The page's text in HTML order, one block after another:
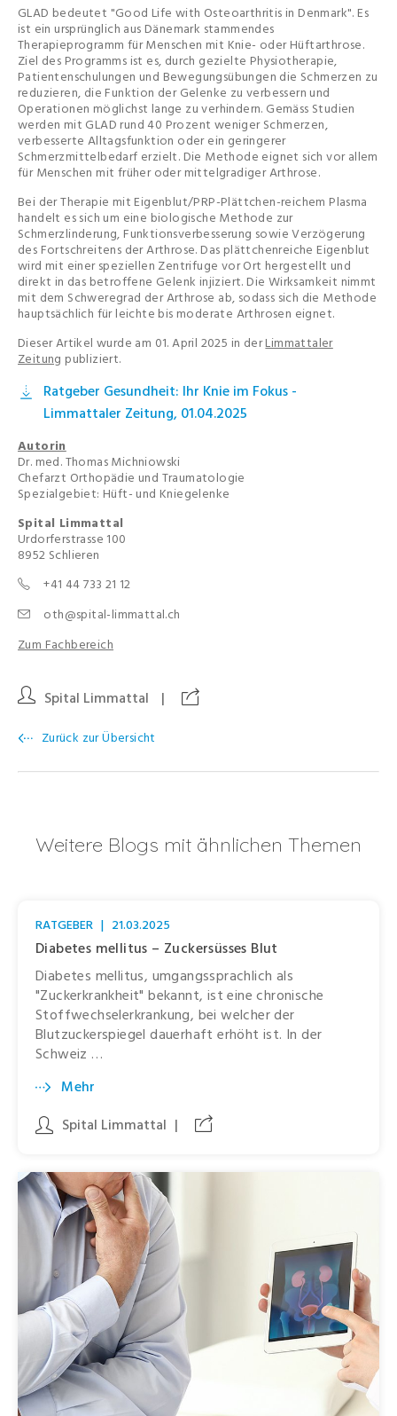
GLAD bedeutet "Good Life with Osteoarthritis in Denmark". Es
ist ein ursprünglich aus Dänemark stammendes
Therapieprogramm für Menschen mit Knie- oder Hüftarthrose.
Ziel des Programms ist es, durch gezielte Physiotherapie,
Patientenschulungen und Bewegungsübungen die Schmerzen zu
reduzieren, die Funktion der Gelenke zu verbessern und
Operationen möglichst lange zu verhindern. Gemäss Studien
werden mit GLAD rund 40 Prozent weniger Schmerzen,
verbesserte Alltagsfunktion oder ein geringerer
Schmerzmittelbedarf erzielt. Die Methode eignet sich vor allem
für Menschen mit früher oder mittelgradiger Arthrose.
Bei der Therapie mit Eigenblut/PRP-Plättchen-reichem Plasma
handelt es sich um eine biologische Methode zur
Schmerzlinderung, Funktionsverbesserung sowie Verzögerung
des Fortschreitens der Arthrose. Das plättchenreiche Eigenblut
wird mit einer speziellen Zentrifuge vor Ort hergestellt und
direkt in das betroffene Gelenk injiziert. Die Wirksamkeit nimmt
mit dem Schweregrad der Arthrose ab, sodass sich die Methode
hauptsächlich für leichte bis moderate Arthrosen eignet.
Dieser Artikel wurde am 01. April 2025 in derLimmattaler
Zeitung publiziert.
Ratgeber Gesundheit: Ihr Knie im Fokus -
Limmattaler Zeitung, 01.04.2025
Autorin
Dr. med. Thomas Michniowski
Chefarzt Orthopädie und Traumatologie
Spezialgebiet: Hüft- und Kniegelenke
Spital Limmattal
Urdorferstrasse 100
8952 Schlieren
+41 44 733 21 12
oth@spital-limmattal.ch
Zum Fachbereich
Spital Limmattal |
Zurück zur Übersicht
Weitere Blogs mit ähnlichen Themen
RATGEBER | 21.03.2025
Diabetes mellitus – Zuckersüsses Blut
Diabetes mellitus, umgangssprachlich als
"Zuckerkrankheit" bekannt, ist eine chronische
Stoffwechselerkrankung, bei welcher der
Blutzuckerspiegel dauerhaft erhöht ist. In der
Schweiz …
Mehr
Spital Limmattal |